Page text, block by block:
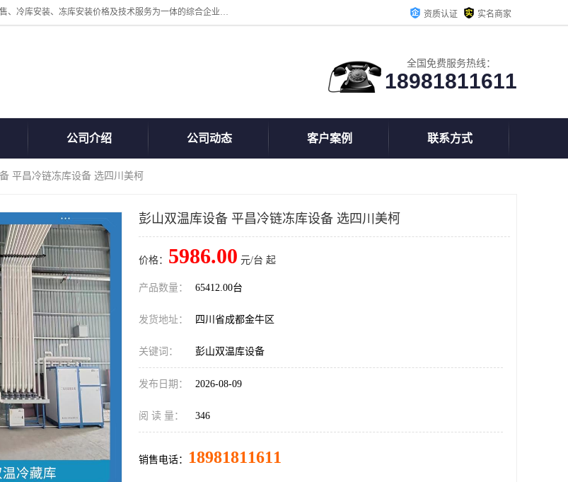
四川美柯冷冻库安装工程有限公司一家以冷库机组、冷库设备、冷库设计、冷冻库设备销售、冷库安装、冻库安装价格及技术服务为一体的综合企业，咨询热线：同等设备材料优惠10% 。公司各种类型安装组合式冷库、冷冻库、冷藏库、气调保鲜库、并提供成套设备供应、安装与调试、维护与维修、技术咨询、操作维修人员技术培训等 资质认证 实名商家
全国免费服务热线：
18981811611
公司介绍 公司动态 客户案例 联系方式
平昌冷链冻库设备 选四川美柯
彭山双温库设备 平昌冷链冻库设备 选四川美柯
价格： 5986.00 元/台 起
产品数量： 65412.00台
发货地址： 四川省成都金牛区
关键词： 彭山双温库设备
发布日期： 2026-08-09
阅 读 量： 346
销售电话： 18981811611